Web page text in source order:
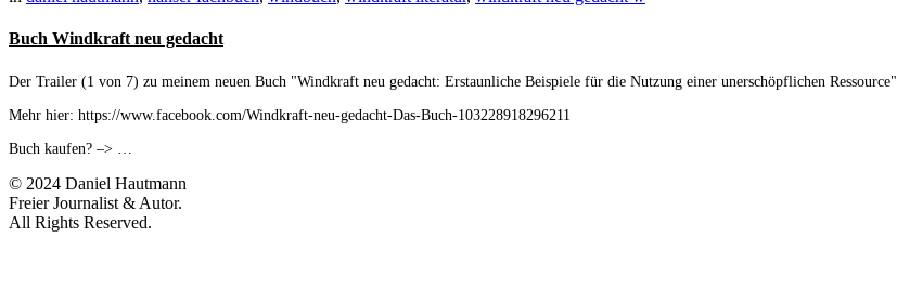
Buch Windkraft neu gedacht
Der Trailer (1 von 7) zu meinem neuen Buch "Windkraft neu gedacht: Erstaunliche Beispiele für die Nutzung einer unerschöpflichen Ressource".
Mehr hier: https://www.facebook.com/Windkraft-neu-gedacht-Das-Buch-103228918296211
Buch kaufen? –> …
© 2024 Daniel Hautmann
Freier Journalist & Autor.
All Rights Reserved.